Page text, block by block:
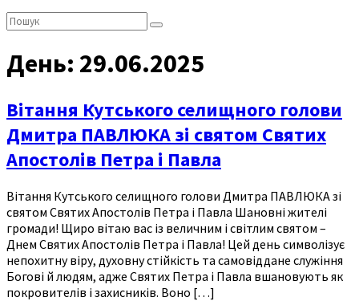
Пошук:
День: 29.06.2025
Вітання Кутського селищного голови
Дмитра ПАВЛЮКА зі святом Святих
Апостолів Петра і Павла
Вітання Кутського селищного голови Дмитра ПАВЛЮКА зі
святом Святих Апостолів Петра і Павла Шановні жителі
громади! Щиро вітаю вас із величним і світлим святом –
Днем Святих Апостолів Петра і Павла! Цей день символізує
непохитну віру, духовну стійкість та самовіддане служіння
Богові й людям, адже Святих Петра і Павла вшановують як
покровителів і захисників. Воно […]